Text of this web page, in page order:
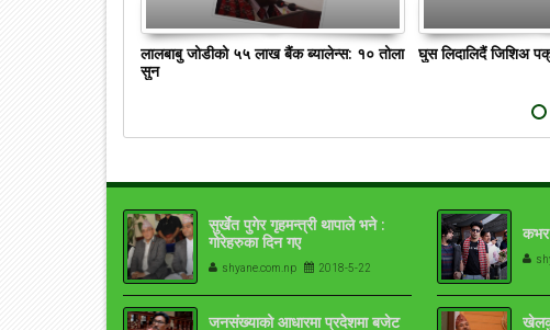
लालबाबु जोडीको ५५ लाख बैंक ब्यालेन्स: १० तोला
सुन
घुस लिदालिदैं जिशिअ
सुर्खेत पुगेर गृहमन्त्री थापाले भने :
गोरेहरुका दिन गए
shyane.com.np 2018-5-22
जनसंख्याको आधारमा प्रदेशमा बजेट
कभर